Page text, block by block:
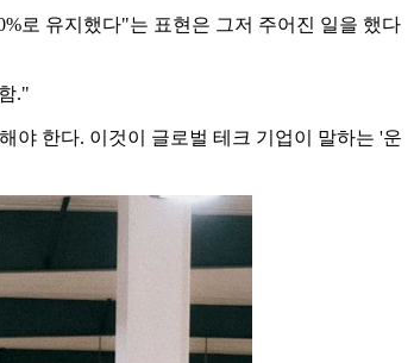
로 유지했다"는 표현은 그저 주어진 일을 했다
."
야 한다. 이것이 글로벌 테크 기업이 말하는 '운